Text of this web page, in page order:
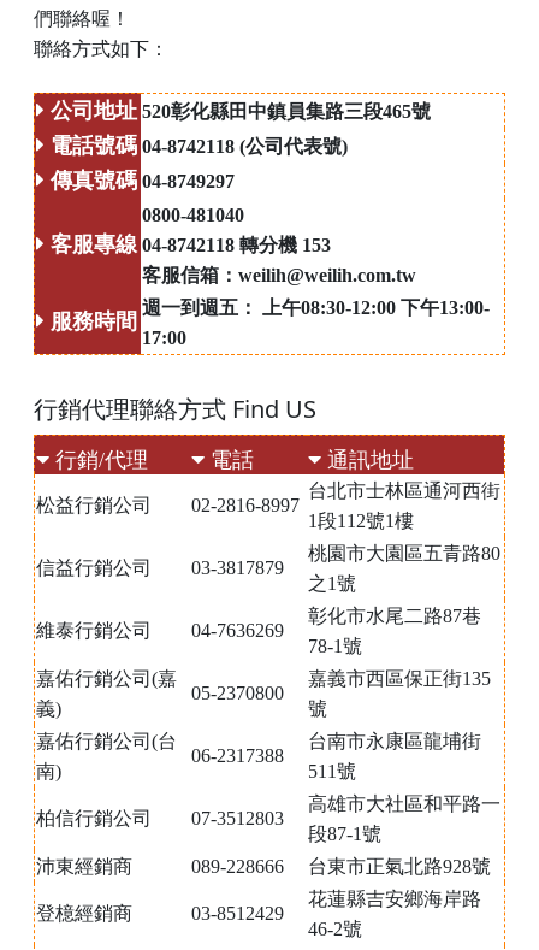
們聯絡喔！
聯絡方式如下：
公司地址 520彰化縣田中鎮員集路三段465號
電話號碼 04-8742118 (公司代表號)
傳真號碼 04-8749297
客服專線
0800-481040
04-8742118 轉分機 153
客服信箱： weilih@weilih.com.tw
服務時間
週一到週五：
上午08:30-12:00 下午13:00-
17:00
行銷代理聯絡方式 Find US
行銷/代理 電話 通訊地址
松益行銷公司 02-2816-8997
台北市士林區通河西街
1段112號1樓
信益行銷公司 03-3817879
桃園市大園區五青路80
之1號
維泰行銷公司 04-7636269
彰化市水尾二路87巷
78-1號
嘉佑行銷公司(嘉
義)
05-2370800
嘉義市西區保正街135
號
嘉佑行銷公司(台
南)
06-2317388
台南市永康區龍埔街
511號
柏信行銷公司 07-3512803
高雄市大社區和平路一
段87-1號
沛東經銷商
089-228666 台東市正氣北路928號
登檍經銷商 03-8512429
花蓮縣吉安鄉海岸路
46-2號